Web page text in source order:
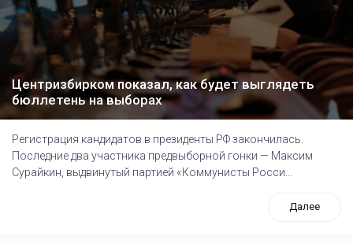
Центризбирком показал, как будет выглядеть
бюллетень на выборах
Регистрация кандидатов в президенты РФ закончилась.
Последние два участника предвыборной гонки — Максим
Сурайкин, выдвинутый партией «Коммунисты Росси...
Далее